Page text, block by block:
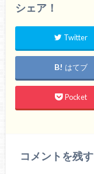
シェア！
Twitter
はてブ
Pocket
コメントを残す